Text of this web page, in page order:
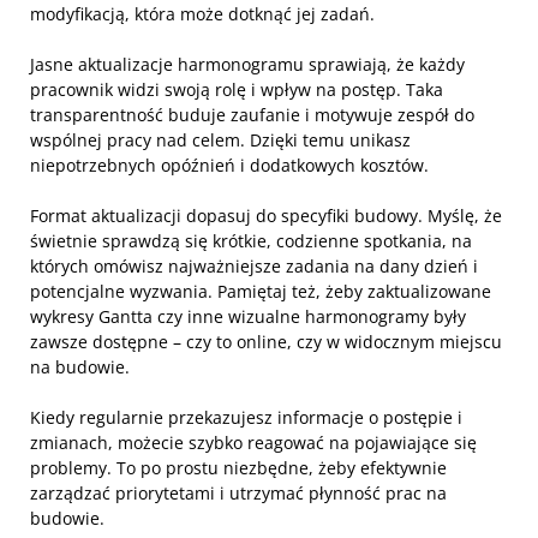
modyfikacją, która może dotknąć jej zadań.
Jasne aktualizacje harmonogramu sprawiają, że każdy
pracownik widzi swoją rolę i wpływ na postęp. Taka
transparentność buduje zaufanie i motywuje zespół do
wspólnej pracy nad celem. Dzięki temu unikasz
niepotrzebnych opóźnień i dodatkowych kosztów.
Format aktualizacji dopasuj do specyfiki budowy. Myślę, że
świetnie sprawdzą się krótkie, codzienne spotkania, na
których omówisz najważniejsze zadania na dany dzień i
potencjalne wyzwania. Pamiętaj też, żeby zaktualizowane
wykresy Gantta czy inne wizualne harmonogramy były
zawsze dostępne – czy to online, czy w widocznym miejscu
na budowie.
Kiedy regularnie przekazujesz informacje o postępie i
zmianach, możecie szybko reagować na pojawiające się
problemy. To po prostu niezbędne, żeby efektywnie
zarządzać priorytetami i utrzymać płynność prac na
budowie.